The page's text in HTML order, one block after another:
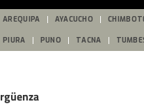
AREQUIPA AYACUCHO
PIURA PUNO TACNA